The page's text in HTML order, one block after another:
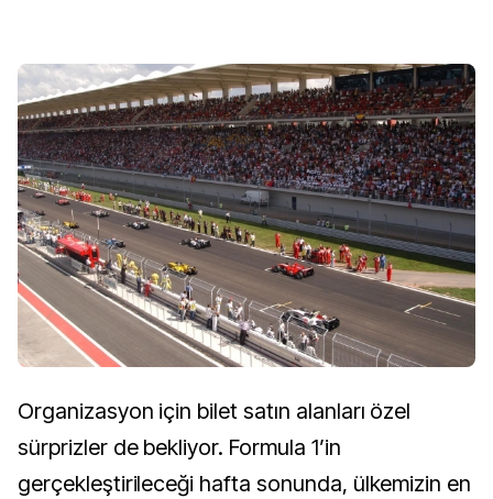
Organizasyon için bilet satın alanları özel
sürprizler de bekliyor. Formula 1’in
gerçekleştirileceği hafta sonunda, ülkemizin en